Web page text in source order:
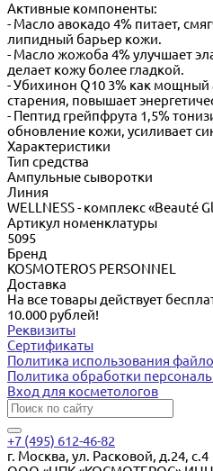
Активные компоненты:
- Масло авокадо 4% питает,
липидный барьер кожи.
- Масло жожоба 4% улучшает
делает кожу более гладкой.
- Убихинон Q10 3% как
старения, повышает
- Пептид грейпфрута 1,5%
обновление кожи, усиливает
Характеристики
Тип средства
Ампульные сыворотки
Линия
WELLNESS - комплекс «Beauté
Артикул номенклатуры
5095
Бренд
KOSMOTEROS PERSONNEL
Доставка
На все товары действует
10.000 рублей!
Реквизиты
Сертификаты
Политика использования
Политика обработки
Вход для косметологов
+7 (495) 612-46-82
г. Москва, ул. Расковой, д.24, с.4